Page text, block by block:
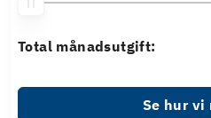
Total månadsutgift:
Se hur vi